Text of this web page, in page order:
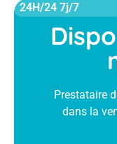
24H/24 7j/7
Prestataire
dans la